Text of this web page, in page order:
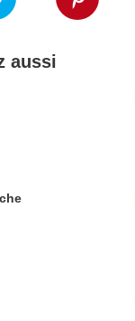
aussi